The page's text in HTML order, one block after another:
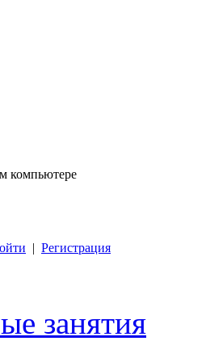
компьютере
| Регистрация
занятия